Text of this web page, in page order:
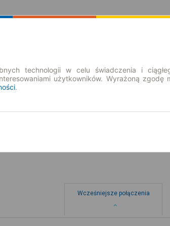
Wcześniejsze połączenia
technologii w celu świadczenia i
użytkowników. Wyrażoną
.